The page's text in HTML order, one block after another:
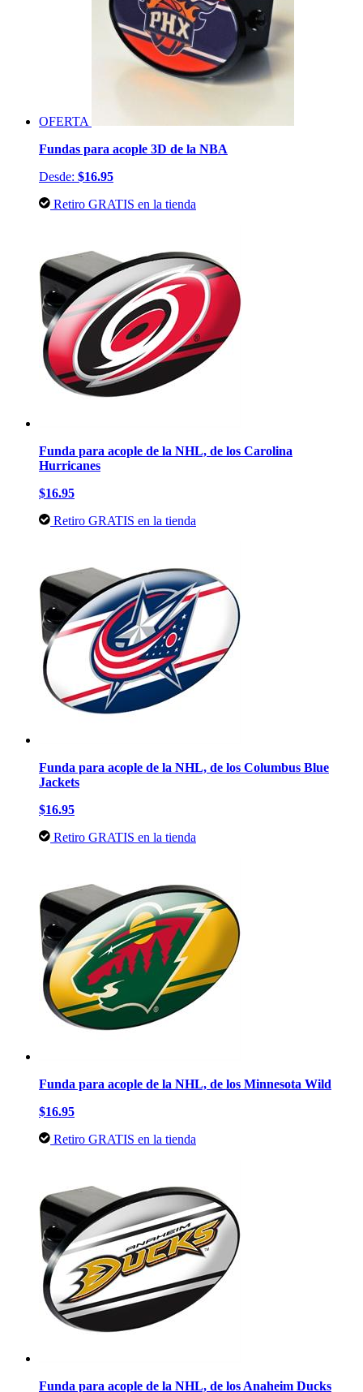
OFERTA
Fundas para acople 3D de la NBA
Desde: $16.95
Retiro GRATIS en la tienda
Funda para acople de la NHL, de los Carolina
Hurricanes
$16.95
Retiro GRATIS en la tienda
Funda para acople de la NHL, de los Columbus Blue
Jackets
$16.95
Retiro GRATIS en la tienda
Funda para acople de la NHL, de los Minnesota Wild
$16.95
Retiro GRATIS en la tienda
Funda para acople de la NHL, de los Anaheim Ducks